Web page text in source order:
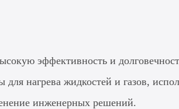
эффективность и
нагрева жидкостей и газов,
инженерных решений.